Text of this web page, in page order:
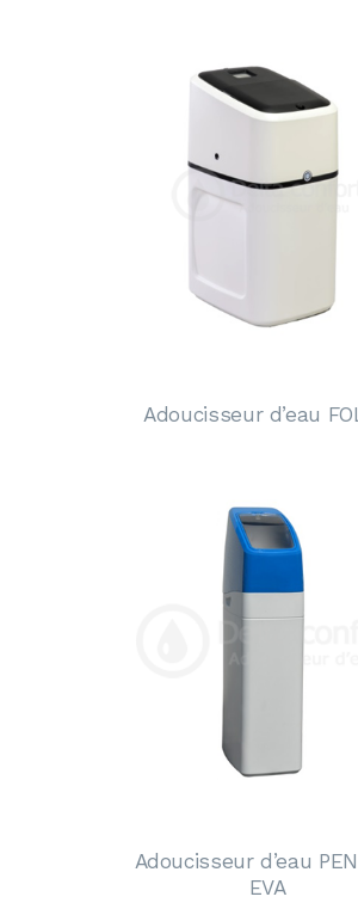
Adoucisseur d’eau
Adoucisseur d’eau
EVA